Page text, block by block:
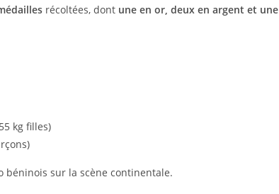
récoltées, dont une en or, deux en argent et une
kg filles)
béninois sur la scène continentale.